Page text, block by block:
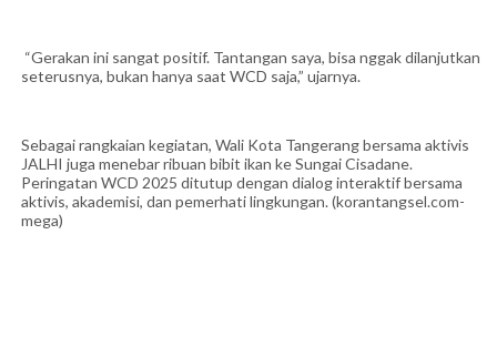
“Gerakan ini sangat positif. Tantangan saya, bisa nggak dilanjutkan
seterusnya, bukan hanya saat WCD saja,” ujarnya.
Sebagai rangkaian kegiatan, Wali Kota Tangerang bersama aktivis
JALHI juga menebar ribuan bibit ikan ke Sungai Cisadane.
Peringatan WCD 2025 ditutup dengan dialog interaktif bersama
aktivis, akademisi, dan pemerhati lingkungan. (korantangsel.com-
mega)